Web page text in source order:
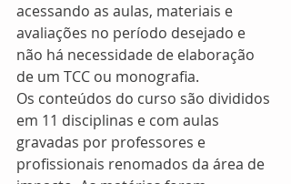
acessando as aulas, materiais e
avaliações no período desejado e
não há necessidade de elaboração
de um TCC ou monografia.
Os conteúdos do curso são divididos
em 11 disciplinas e com aulas
gravadas por professores e
profissionais renomados da área de